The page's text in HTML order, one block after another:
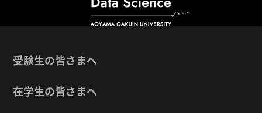
受験生の皆さまへ
在学生の皆さまへ